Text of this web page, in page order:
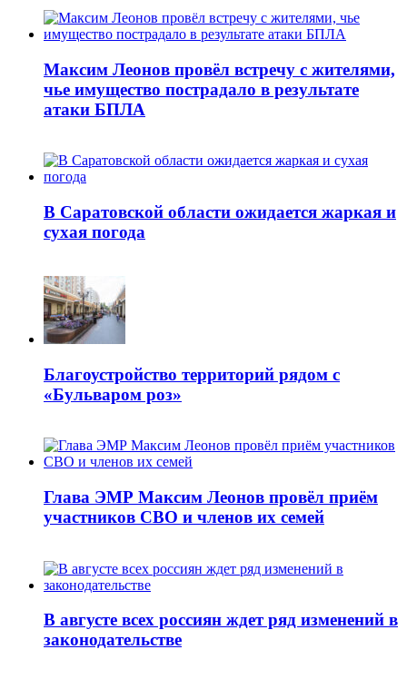
Максим Леонов провёл встречу с жителями,
чье имущество пострадало в результате
атаки БПЛА
В Саратовской области ожидается жаркая и
сухая погода
Благоустройство территорий рядом с
«Бульваром роз»
Глава ЭМР Максим Леонов провёл приём
участников СВО и членов их семей
В августе всех россиян ждет ряд изменений в
законодательстве